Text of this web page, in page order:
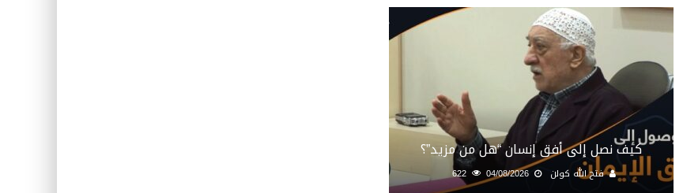
كيف نصل إلى أفق إنسان “هل من مزيد”؟
فتح الله كولن 04/08/2026